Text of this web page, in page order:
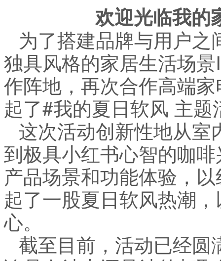
欢迎光临我的
为了搭建品牌与用户
独具风格的家居生活场
作阵地，再次合作高端
起了#我的夏日软风 主题
这次活动创新性地从
到极具小红书心智的咖
产品场景和功能体验，
起了一股夏日软风热潮
心。
截至目前，活动已经